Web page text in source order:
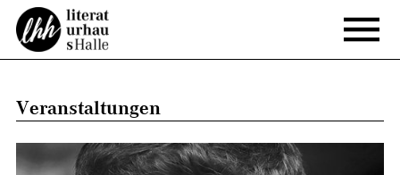
Veranstaltungen